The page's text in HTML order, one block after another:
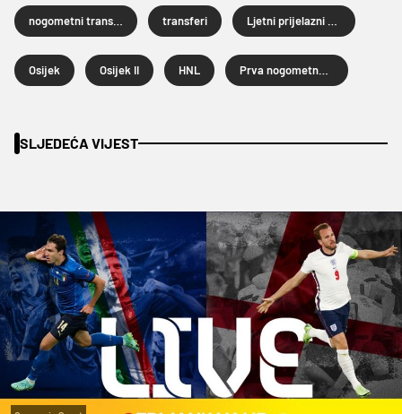
transferi
Osijek Osijek II HNL
SLJEDEĆA VIJEST